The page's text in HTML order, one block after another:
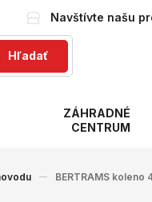
Navštívte našu
Hľadať
ZÁHRADNÉ
CENTRUM
BERTRAMS koleno